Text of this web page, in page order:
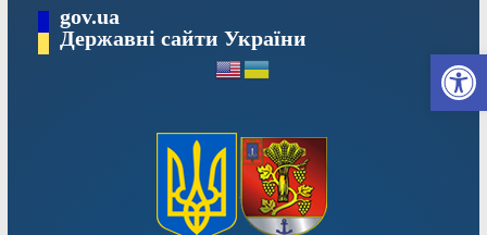
вмісту
gov.ua
Державні сайти України